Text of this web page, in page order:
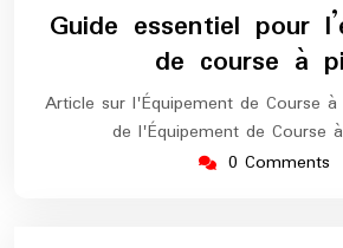
2025
Guide essentiel pour
de course à
Article sur l'Équipement de Course
de l'Équipement de Course
0 Comments